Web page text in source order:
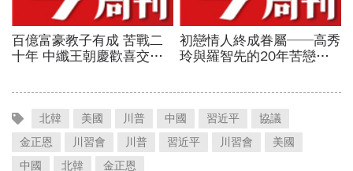
北韓 美國 川普 中國 習近平
協議
金正恩
川習會 川普 習近平 川習會
美國
中國
北韓 金正恩